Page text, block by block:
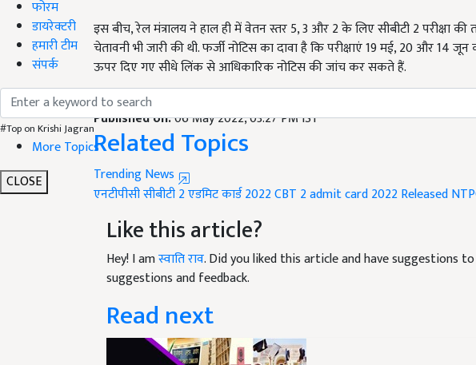
फोरम
डायरेक्टरी
हमारी टीम
संपर्क
#Top on Krishi Jagran
More Topics
CLOSE
इस बीच, रेल मंत्रालय ने हाल ही में वेतन स्तर 5, 3 और 2 के लिए सीबीटी 2 परीक्षा
चेतावनी भी जारी की थी. फर्जी नोटिस का दावा है कि परीक्षाएं 19 मई, 20 और 14
ऊपर दिए गए सीधे लिंक से आधिकारिक नोटिस की जांच कर सकते हैं.
English Summary:
Published on:06 May 2022, 03:27 PM IST
Related Topics
Trending News
एनटीपीसीसीबीटी 2 एडमिट कार्ड 2022CBT 2 admit card 2022 Released
Like this article?
Hey! I amस्वाति राव. Did you liked this article and have suggestions
suggestions and feedback.
Read next